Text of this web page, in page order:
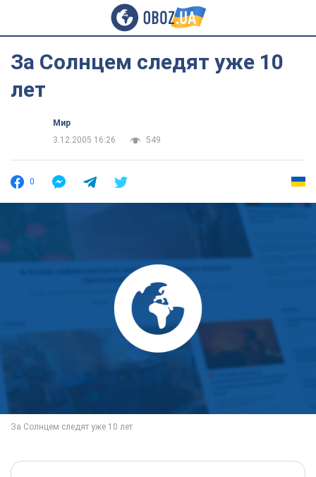
За Солнцем следят уже 10
лет
Мир
3.12.2005 16:26
549
0